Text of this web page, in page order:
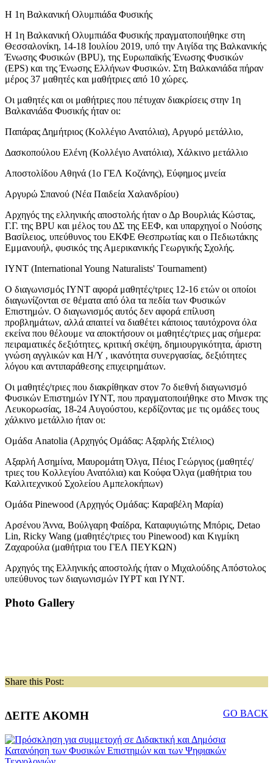
Η 1η Βαλκανική Ολυμπιάδα Φυσικής
Η 1η Βαλκανική Ολυμπιάδα Φυσικής πραγματοποιήθηκε στη
Θεσσαλονίκη, 14-18 Ιουλίου 2019, υπό την Αιγίδα της Βαλκανικής
Ένωσης Φυσικών (BPU), της Ευρωπαϊκής Ένωσης Φυσικών
(EPS) και της Ένωσης Ελλήνων Φυσικών. Στη Βαλκανιάδα πήραν
μέρος 37 μαθητές και μαθήτριες από 10 χώρες.
Οι μαθητές και οι μαθήτριες που πέτυχαν διακρίσεις στην 1η
Βαλκανιάδα Φυσικής ήταν οι:
Παπάρας Δημήτριος (Κολλέγιο Ανατόλια), Αργυρό μετάλλιο,
Δασκοπούλου Ελένη (Κολλέγιο Ανατόλια), Χάλκινο μετάλλιο
Αποστολίδου Αθηνά (1ο ΓΕΛ Κοζάνης), Εύφημος μνεία
Αργυρώ Σπανού (Νέα Παιδεία Χαλανδρίου)
Αρχηγός της ελληνικής αποστολής ήταν ο Δρ Βουρλιάς Κώστας,
Γ.Γ. της BPU και μέλος του ΔΣ της ΕΕΦ, και υπαρχηγοί ο Νούσης
Βασίλειος, υπεύθυνος του ΕΚΦΕ Θεσπρωτίας και ο Πεδιωτάκης
Εμμανουήλ, φυσικός της Αμερικανικής Γεωργικής Σχολής.
IYNT (International Young Naturalists' Tournament)
Ο διαγωνισμός IYNT αφορά μαθητές/τριες 12-16 ετών οι οποίοι
διαγωνίζονται σε θέματα από όλα τα πεδία των Φυσικών
Επιστημών. Ο διαγωνισμός αυτός δεν αφορά επίλυση
προβλημάτων, αλλά απαιτεί να διαθέτει κάποιος ταυτόχρονα όλα
εκείνα που θέλουμε να αποκτήσουν οι μαθητές/τριες μας σήμερα:
πειραματικές δεξιότητες, κριτική σκέψη, δημιουργικότητα, άριστη
γνώση αγγλικών και Η/Υ , ικανότητα συνεργασίας, δεξιότητες
λόγου και αντιπαράθεσης επιχειρημάτων.
Οι μαθητές/τριες που διακρίθηκαν στον 7ο διεθνή διαγωνισμό
Φυσικών Επιστημών ΙΥΝΤ, που πραγματοποιήθηκε στο Μινσκ της
Λευκορωσίας, 18-24 Αυγούστου, κερδίζοντας με τις ομάδες τους
χάλκινο μετάλλιο ήταν οι:
Ομάδα Anatolia (Αρχηγός Ομάδας: Αξαρλής Στέλιος)
Αξαρλή Ασημίνα, Μαυρομάτη Όλγα, Πέιος Γεώργιος (μαθητές/
τριες του Κολλεγίου Ανατόλια) και Κούφα Όλγα (μαθήτρια του
Καλλιτεχνικού Σχολείου Αμπελοκήπων)
Ομάδα Pinewood (Αρχηγός Ομάδας: Καραβέλη Μαρία)
Αρσένου Άννα, Βούλγαρη Φαίδρα, Καταφυγιώτης Μπόρις, Detao
Lin, Ricky Wang (μαθητές/τριες του Pinewood) και Κιγμίκη
Ζαχαρούλα (μαθήτρια του ΓΕΛ ΠΕΥΚΩΝ)
Αρχηγός της Ελληνικής αποστολής ήταν ο Μιχαλούδης Απόστολος
υπεύθυνος των διαγωνισμών ΙΥPΤ και IYNT.
Photo Gallery
Share this Post:
GO BACK
ΔΕΙΤΕ ΑΚΟΜΗ